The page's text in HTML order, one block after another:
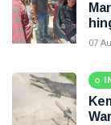
07